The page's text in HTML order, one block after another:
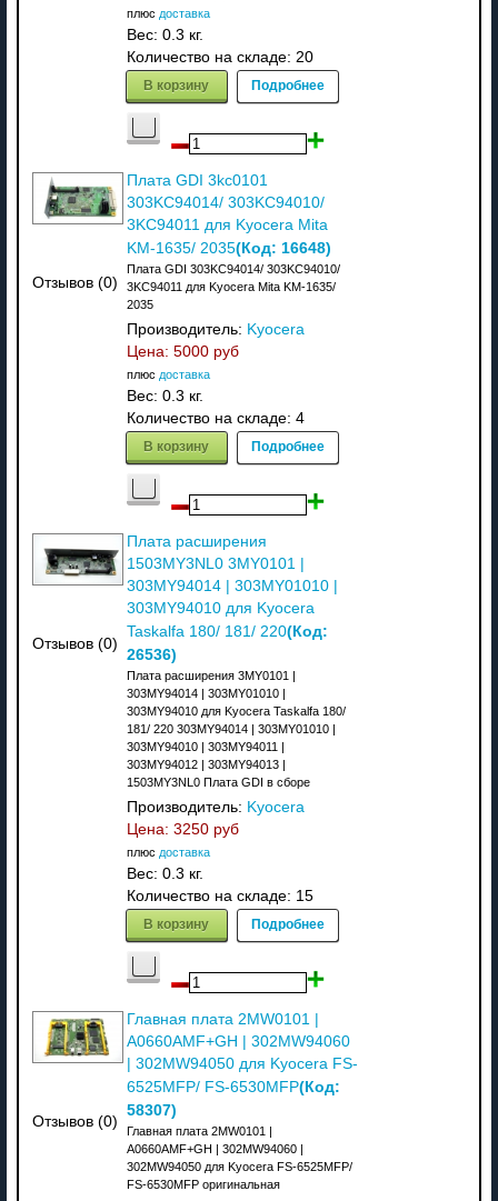
плюс доставка
Вес: 0.3 кг.
Количество на складе: 20
В корзину Подробнее
Отзывов (0)
Плата GDI 3kc0101
303KC94014/ 303KC94010/
3KC94011 для Kyocera Mita
KM-1635/ 2035(Код: 16648)
Плата GDI 303KC94014/ 303KC94010/
3KC94011 для Kyocera Mita KM-1635/
2035
Производитель: Kyocera
Цена: 5000 руб
плюс доставка
Вес: 0.3 кг.
Количество на складе: 4
В корзину Подробнее
Отзывов (0)
Плата расширения
1503MY3NL0 3MY0101 |
303MY94014 | 303MY01010 |
303MY94010 для Kyocera
Taskalfa 180/ 181/ 220(Код:
26536)
Плата расширения 3MY0101 |
303MY94014 | 303MY01010 |
303MY94010 для Kyocera Taskalfa 180/
181/ 220 303MY94014 | 303MY01010 |
303MY94010 | 303MY94011 |
303MY94012 | 303MY94013 |
1503MY3NL0 Плата GDI в сборе
Производитель: Kyocera
Цена: 3250 руб
плюс доставка
Вес: 0.3 кг.
Количество на складе: 15
В корзину Подробнее
Отзывов (0)
Главная плата 2MW0101 |
A0660AMF+GH | 302MW94060
| 302MW94050 для Kyocera FS-
6525MFP/ FS-6530MFP(Код:
58307)
Главная плата 2MW0101 |
A0660AMF+GH | 302MW94060 |
302MW94050 для Kyocera FS-6525MFP/
FS-6530MFP оригинальная